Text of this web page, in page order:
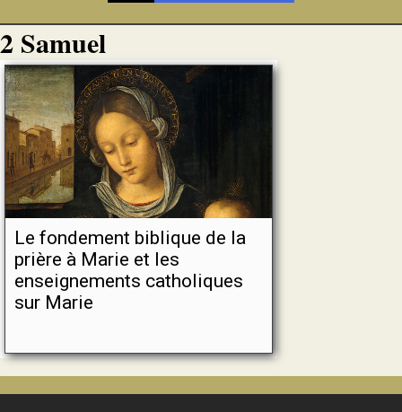
2 Samuel
Le fondement biblique de la
prière à Marie et les
enseignements catholiques
sur Marie